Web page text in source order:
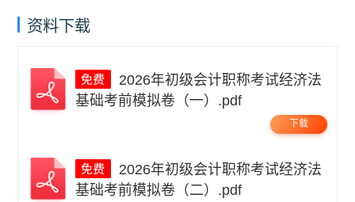
资料下载
基础考前模拟卷（一）.pdf
下载
基础考前模拟卷（二）.pdf